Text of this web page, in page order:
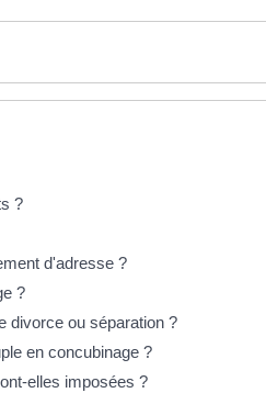
?
d'adresse ?
?
divorce ou séparation ?
en concubinage ?
elles imposées ?